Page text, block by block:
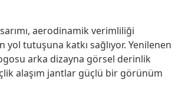
aerodinamik verimliliği
yol tutuşuna katkı sağlıyor. Yenilenen
arka dizayna görsel derinlik
alaşım jantlar güçlü bir görünüm